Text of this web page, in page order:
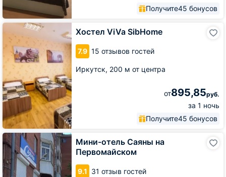
Получите45 бонусов
Хостел ViVa SibHome
7.9 15 отзывов гостей
Иркутск, 200 м от центра
от895,85руб.
за 1 ночь
Получите45 бонусов
Хостел
ViVa
SibHome
Мини-отель Саяны на
Первомайском
9.1 31 отзыв гостей
Мини-
отель
Саяны
на
Первомайском